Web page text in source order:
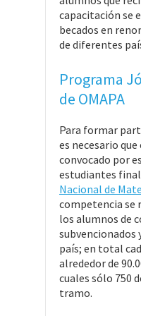
capacitación se
becados en
de diferentes
Programa
de OMAPA
Para formar
es necesario
convocado por
estudiantes
Nacional de
competencia se
los alumnos de
subvencionados
país; en total
alrededor de
cuales sólo 750
tramo.